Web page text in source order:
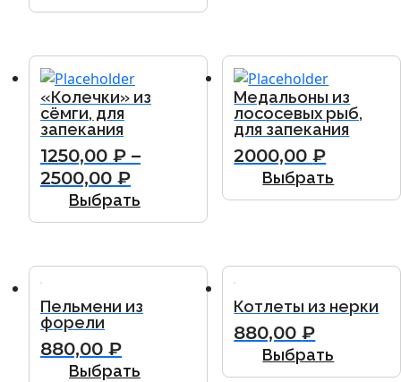
«Колечки» из
сёмги, для
запекания
1250,00 ₽ –
2500,00 ₽
Выбрать
Медальоны из
лососевых рыб,
для запекания
2000,00₽
Выбрать
Пельмени из
форели
880,00 ₽
Выбрать
Котлеты из нерки
880,00₽
Выбрать